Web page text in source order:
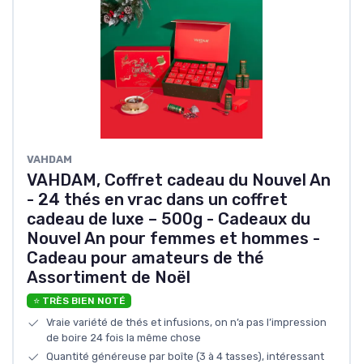
VAHDAM
VAHDAM, Coffret cadeau du Nouvel An
- 24 thés en vrac dans un coffret
cadeau de luxe – 500g - Cadeaux du
Nouvel An pour femmes et hommes -
Cadeau pour amateurs de thé
Assortiment de Noël
⭐ TRÈS BIEN NOTÉ
Vraie variété de thés et infusions, on n’a pas l’impression
de boire 24 fois la même chose
Quantité généreuse par boîte (3 à 4 tasses), intéressant